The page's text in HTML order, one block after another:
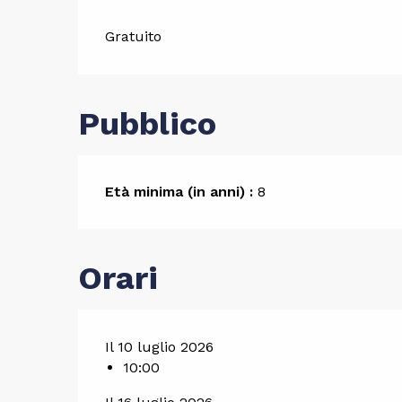
Gratuito
Pubblico
Età minima (in anni) : 8
Orari
Il 10 luglio 2026
10:00